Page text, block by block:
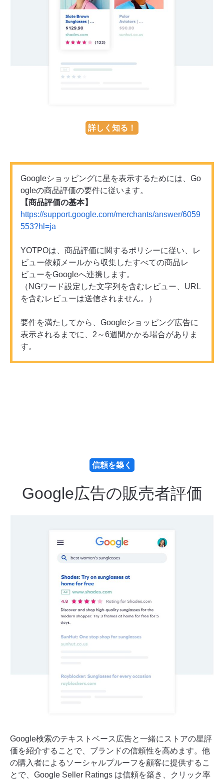
詳しく知る！
Googleショッピングに星を表示するためには、Go
ogleの商品評価の要件に従います。
【商品評価の基本】
https://support.google.com/merchants/answer/6059
553?hl=ja
YOTPOは、商品評価に関するポリシーに従い、レ
ビュー依頼メールから収集したすべての商品レ
ビューをGoogleへ連携します。
（NGワード設定した文字列を含むレビュー、URL
を含むレビューは送信されません。）
要件を満たしてから、Googleショッピング広告に
表示されるまでに、2～6週間かかる場合がありま
す。
信頼を築く
Google広告の販売者評価
Google検索のテキストベース広告と一緒にストアの星評
価を紹介することで、ブランドの信頼性を高めます。他
の購入者によるソーシャルプルーフを顧客に提供するこ
とで、Google Seller Ratings は信頼を築き、クリック率